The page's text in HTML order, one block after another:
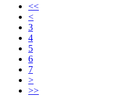
<<
<
3
4
5
6
7
>
>>